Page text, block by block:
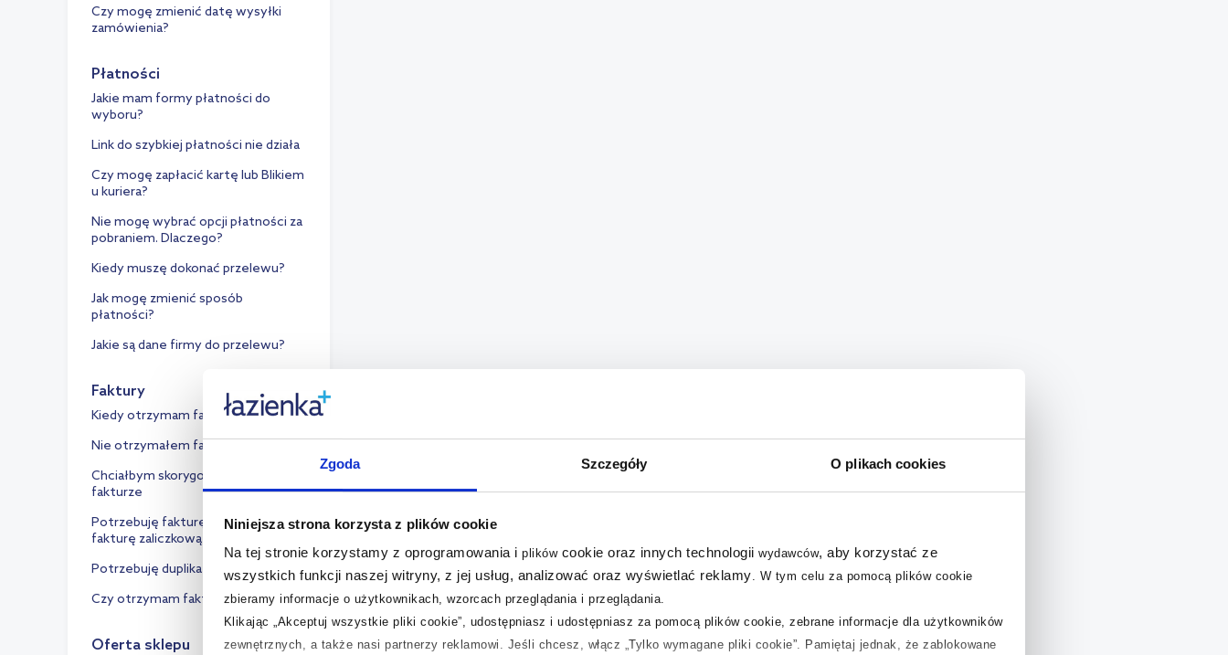
Zgoda Szczegóły O plikach cookies
Niniejsza strona korzysta z plików cookie
Na tej stronie korzystamy z oprogramowania i plikówcookie oraz innych technologii wydawców, aby korzystać ze
wszystkich funkcji naszej witryny, z jej usług, analizować oraz wyświetlać reklamy. W tym celu za pomocą plików cookie
zbieramy informacje o użytkownikach, wzorcach przeglądania i przeglądania.
Klikając „Akceptuj wszystkie pliki cookie”, udostępniasz i udostępniasz za pomocą plików cookie, zebrane informacje dla użytkowników
zewnętrznych, a także nasi partnerzy reklamowi. Jeśli chcesz, włącz „Tylko wymagane pliki cookie”. Pamiętaj jednak, że zablokowane
Czy mogę zmienić datę wysyłki
zamówienia?
Płatności
Jakie mam formy płatności do
wyboru?
Link do szybkiej płatności nie działa
Czy mogę zapłacić kartę lub Blikiem
u kuriera?
Nie mogę wybrać opcji płatności za
pobraniem. Dlaczego?
Kiedy muszę dokonać przelewu?
Jak mogę zmienić sposób
płatności?
Jakie są dane firmy do przelewu?
Faktury
Kiedy otrzymam fakturę VAT?
Nie otrzymałem faktury VAT
Chciałbym skorygować dane na
fakturze
Potrzebuję fakturę proforma lub
fakturę zaliczkową
Potrzebuję duplikat faktury
Czy otrzymam fakturę z VAT 0%?
Oferta sklepu